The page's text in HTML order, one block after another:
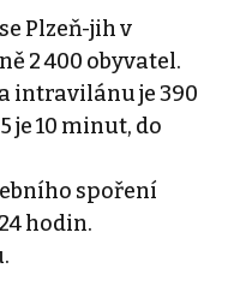
Plzeň-jih v
2 400 obyvatel.
intravilánu je 390
je 10 minut, do
spoření
hodin.